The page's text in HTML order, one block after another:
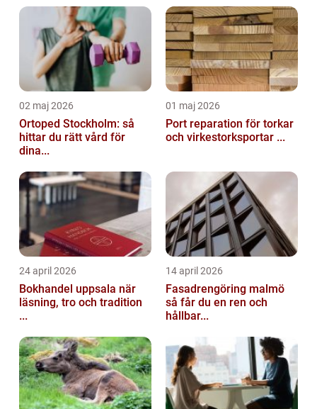
02 maj 2026
Ortoped Stockholm: så
hittar du rätt vård för
dina...
01 maj 2026
Port reparation för torkar
och virkestorksportar ...
24 april 2026
Bokhandel uppsala när
läsning, tro och tradition
...
14 april 2026
Fasadrengöring malmö
så får du en ren och
hållbar...